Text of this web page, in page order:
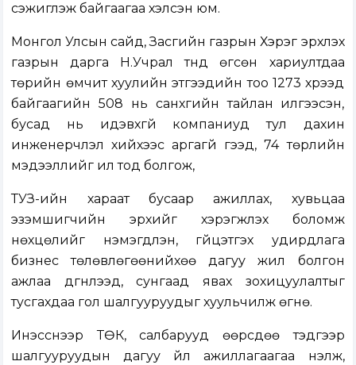
сэжиглэж байгаагаа хэлсэн юм.
Монгол Улсын сайд, Засгийн газрын Хэрэг эрхлэх
газрын дарга Н.Учрал түүнд өгсөн хариултдаа
төрийн өмчит хуулийн этгээдийн тоо 1273 хүрээд
байгаагийн 508 нь санхүүгийн тайлан илгээсэн,
бусад нь идэвхгүй компаниуд тул дахин
инженерчлэл хийхээс аргагүй гээд, 74 төрлийн
мэдээллийг ил тод болгож,
ТУЗ-ийн хараат бусаар ажиллах, хувьцаа
эзэмшигчийн эрхийг хэрэгжүүлэх боломж
нөхцөлийг нэмэгдүүлэн, гүйцэтгэх удирдлага
бизнес төлөвлөгөөнийхөө дагуу жил болгон
ажлаа дүгнүүлээд, сунгаад явах зохицуулалтыг
тусгахдаа гол шалгууруудыг хуульчилж өгнө.
Инэсснээр ТӨК, салбарууд өөрсдөө тэдгээр
шалгууруудын дагуу үйл ажиллагаагаа үнэлж,